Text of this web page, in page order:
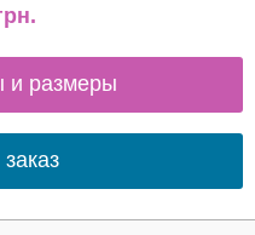
и размеры